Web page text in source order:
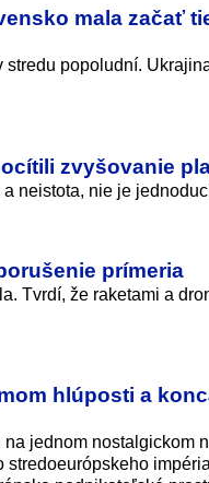
mala začať
popoludní.
zvyšovanie
neistota, nie je
prímeria
Tvrdí, že raketami a
hlúposti a
jednom nostalgickom